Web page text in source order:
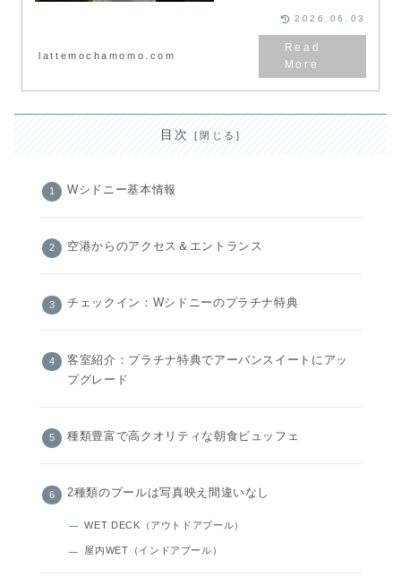
ースト旅行でおすすめの宿泊先を
探している方や、お得な予約方法
が気になる方はぜひ参考にしてく
lattemochamomo.com
2026.06.03
目次
Wシドニー基本情報
空港からのアクセス＆エントランス
チェックイン：Wシドニーのプラチナ特典
客室紹介：プラチナ特典でアーバンスイートにアッ
プグレード
種類豊富で高クオリティな朝食ビュッフェ
2種類のプールは写真映え間違いなし
WET DECK（アウトドアプール）
屋内WET（インドアプール）